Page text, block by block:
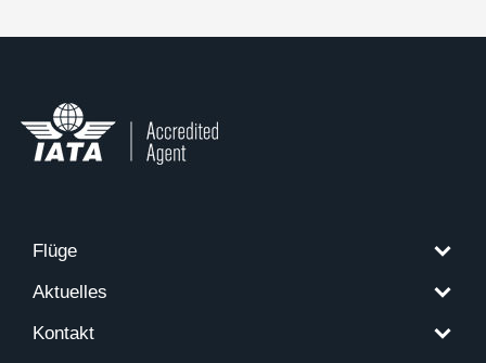
Flüge
Aktuelles
Kontakt